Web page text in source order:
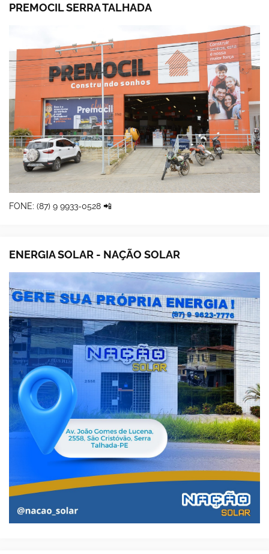
PREMOCIL SERRA TALHADA
FONE: (87) 9 9933-0528 📲
ENERGIA SOLAR - NAÇÃO SOLAR